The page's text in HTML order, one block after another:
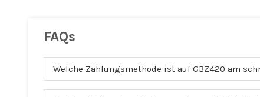
FAQs
Welche Zahlungsmethode ist auf GBZ420 am